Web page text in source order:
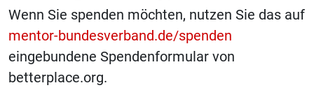
Wenn Sie spenden möchten, nutzen Sie das auf
mentor-bundesverband.de/spenden
eingebundene Spendenformular von
betterplace.org.